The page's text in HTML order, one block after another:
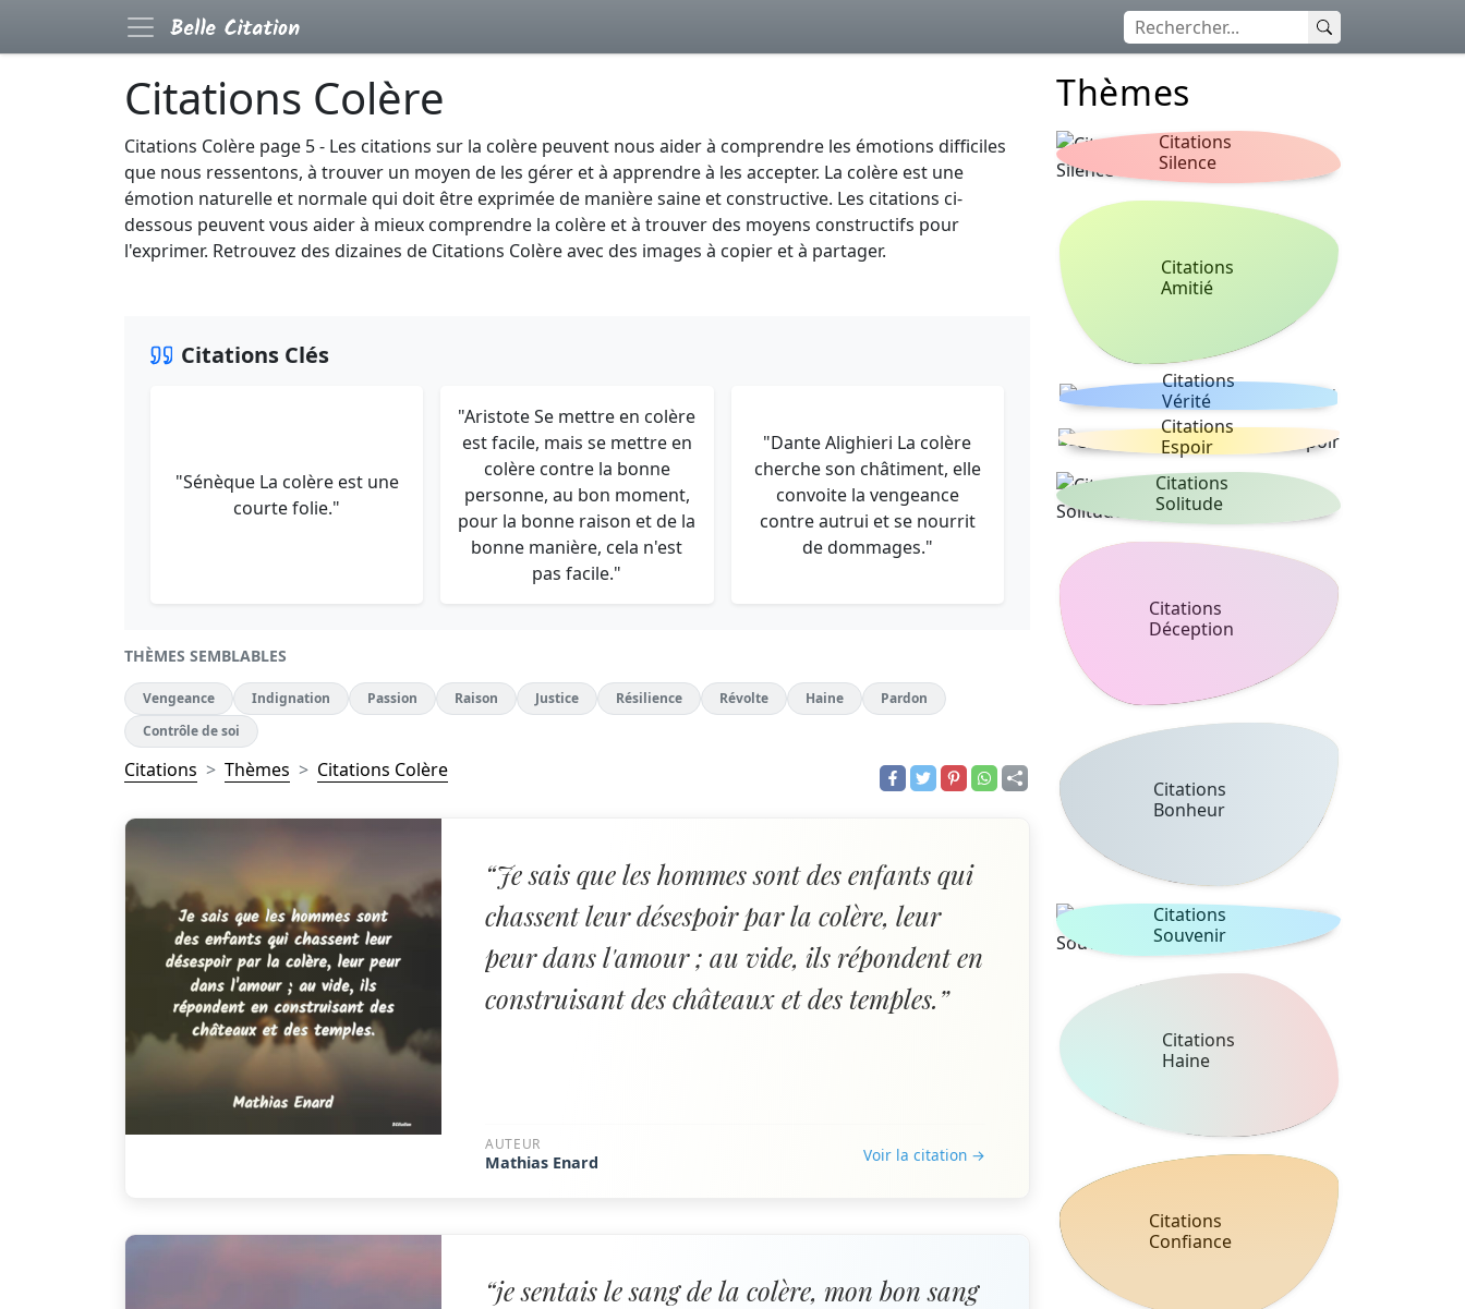
Citations Colère
Citations Colère page 5 - Les citations sur la colère peuvent nous aider à comprendre les émotions difficiles
que nous ressentons, à trouver un moyen de les gérer et à apprendre à les accepter. La colère est une
émotion naturelle et normale qui doit être exprimée de manière saine et constructive. Les citations ci-
dessous peuvent vous aider à mieux comprendre la colère et à trouver des moyens constructifs pour
l'exprimer. Retrouvez des dizaines de Citations Colère avec des images à copier et à partager.
Citations Clés
"Sénèque La colère est une
courte folie."
"Aristote Se mettre en colère
est facile, mais se mettre en
colère contre la bonne
personne, au bon moment,
pour la bonne raison et de la
bonne manière, cela n'est
pas facile."
"Dante Alighieri La colère
cherche son châtiment, elle
convoite la vengeance
contre autrui et se nourrit
de dommages."
THÈMES SEMBLABLES
Vengeance Indignation Passion Raison Justice Résilience Révolte Haine
Pardon
Contrôle de soi
Citations Thèmes Citations Colère
“Je sais que les hommes sont des enfants qui
chassent leur désespoir par la colère, leur
peur dans l'amour ; au vide, ils répondent en
construisant des châteaux et des temples.”
AUTEUR
Mathias Enard Voir la citation →
“je sentais le sang de la colère, mon bon sang
Thèmes
Citations
Silence
Citations
Amitié
Citations
Vérité
Citations
Espoir
Citations
Solitude
Citations
Déception
Citations
Bonheur
Citations
Souvenir
Citations
Haine
Citations
Confiance